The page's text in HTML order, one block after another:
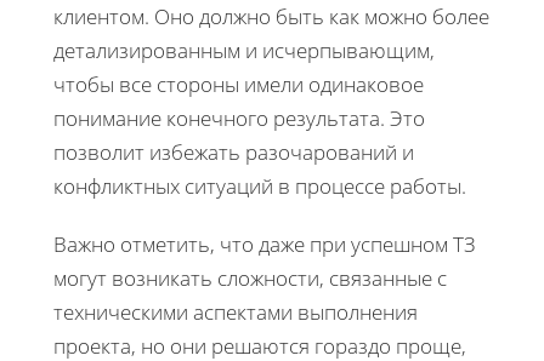
клиентом. Оно должно быть как можно более
детализированным и исчерпывающим,
чтобы все стороны имели одинаковое
понимание конечного результата. Это
позволит избежать разочарований и
конфликтных ситуаций в процессе работы.
Важно отметить, что даже при успешном ТЗ
могут возникать сложности, связанные с
техническими аспектами выполнения
проекта, но они решаются гораздо проще,